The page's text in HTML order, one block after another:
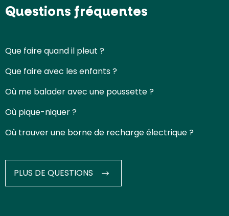
Questions fréquentes
Que faire quand il pleut ?
Que faire avec les enfants ?
Où me balader avec une poussette ?
Où pique-niquer ?
Où trouver une borne de recharge électrique ?
PLUS DE QUESTIONS